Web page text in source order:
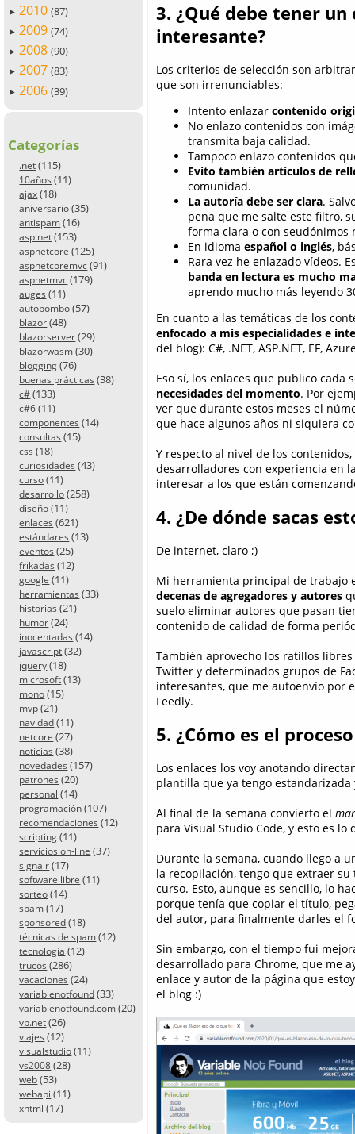
► 2010 (87)
► 2009 (74)
► 2008 (90)
► 2007 (83)
► 2006 (39)
Categorías
.net (115)
10años (11)
ajax (18)
aniversario (35)
antispam (16)
asp.net (153)
aspnetcore (125)
aspnetcoremvc (91)
aspnetmvc (179)
auges (11)
autobombo (57)
blazor (48)
blazorserver (29)
blazorwasm (30)
blogging (76)
buenas prácticas (38)
c# (133)
c#6 (11)
componentes (14)
consultas (15)
css (18)
curiosidades (43)
curso (11)
desarrollo (258)
diseño (11)
enlaces (621)
estándares (13)
eventos (25)
frikadas (12)
google (11)
herramientas (33)
historias (21)
humor (24)
inocentadas (14)
javascript (32)
jquery (18)
microsoft (13)
mono (15)
mvp (21)
navidad (11)
netcore (27)
noticias (38)
novedades (157)
patrones (20)
personal (14)
programación (107)
recomendaciones (12)
scripting (11)
servicios on-line (37)
signalr (17)
software libre (11)
sorteo (14)
spam (17)
sponsored (18)
técnicas de spam (12)
tecnología (12)
trucos (286)
vacaciones (24)
variablenotfound (33)
variablenotfound.com (20)
vb.net (26)
viajes (12)
visualstudio (11)
vs2008 (28)
web (53)
webapi (11)
xhtml (17)
3. ¿Qué debe tener
interesante?
Los criterios de selección son
que son irrenunciables:
Intento enlazar contenido
No enlazo contenidos con
transmita baja calidad.
Tampoco enlazo contenidos
Evito también artículos de
comunidad.
La autoría debe ser clara.
pena que me salte este filtro,
forma clara o con seudónimos
En idioma español o inglés,
Rara vez he enlazado vídeos.
banda en lectura es mucho
aprendo mucho más leyendo
En cuanto a las temáticas de los
enfocado a mis especialidades e
del blog): C#, .NET, ASP.NET, EF,
Eso sí, los enlaces que publico cada
necesidades del momento. Por
ver que durante estos meses el
que hace algunos años ni siquiera
Y respecto al nivel de los
desarrolladores con experiencia en
interesar a los que están
4. ¿De dónde sacas
De internet, claro ;)
Mi herramienta principal de trabajo
decenas de agregadores y autores
suelo eliminar autores que pasan
contenido de calidad de forma
También aprovecho los ratillos
Twitter y determinados grupos de
interesantes, que me autoenvío por
Feedly.
5. ¿Cómo es el
Los enlaces los voy anotando
plantilla que ya tengo
Al final de la semana convierto el
para Visual Studio Code, y esto es
Durante la semana, cuando llego a
la recopilación, tengo que extraer
curso. Esto, aunque es sencillo, lo
porque tenía que copiar el título,
del autor, para finalmente darles el
Sin embargo, con el tiempo fui
desarrollado para Chrome, que me
enlace y autor de la página que
el blog :)